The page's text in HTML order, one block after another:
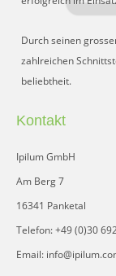
Durch seinen
zahlreichen
beliebtheit.
Kontakt
Ipilum GmbH
Am Berg 7
16341 Panketal
Telefon: +49 (0)30
Email: